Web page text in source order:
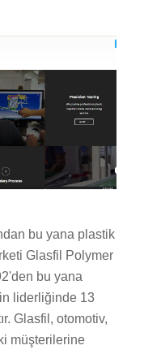
bu yana plastik
Glasfil Polymer
bu yana
liderliğinde 13
Glasfil, otomotiv,
müşterilerine